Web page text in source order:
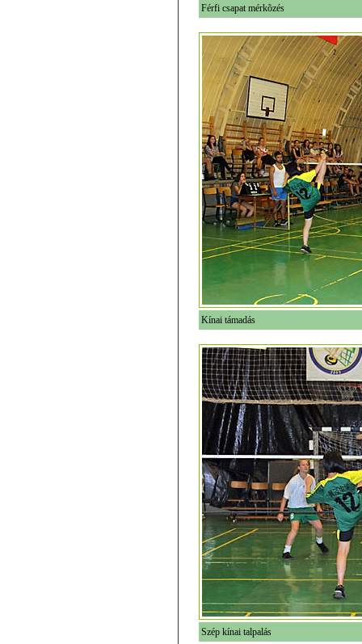
Férfi csapat mérkõzés
Kínai támadás
Szép kínai talpalás